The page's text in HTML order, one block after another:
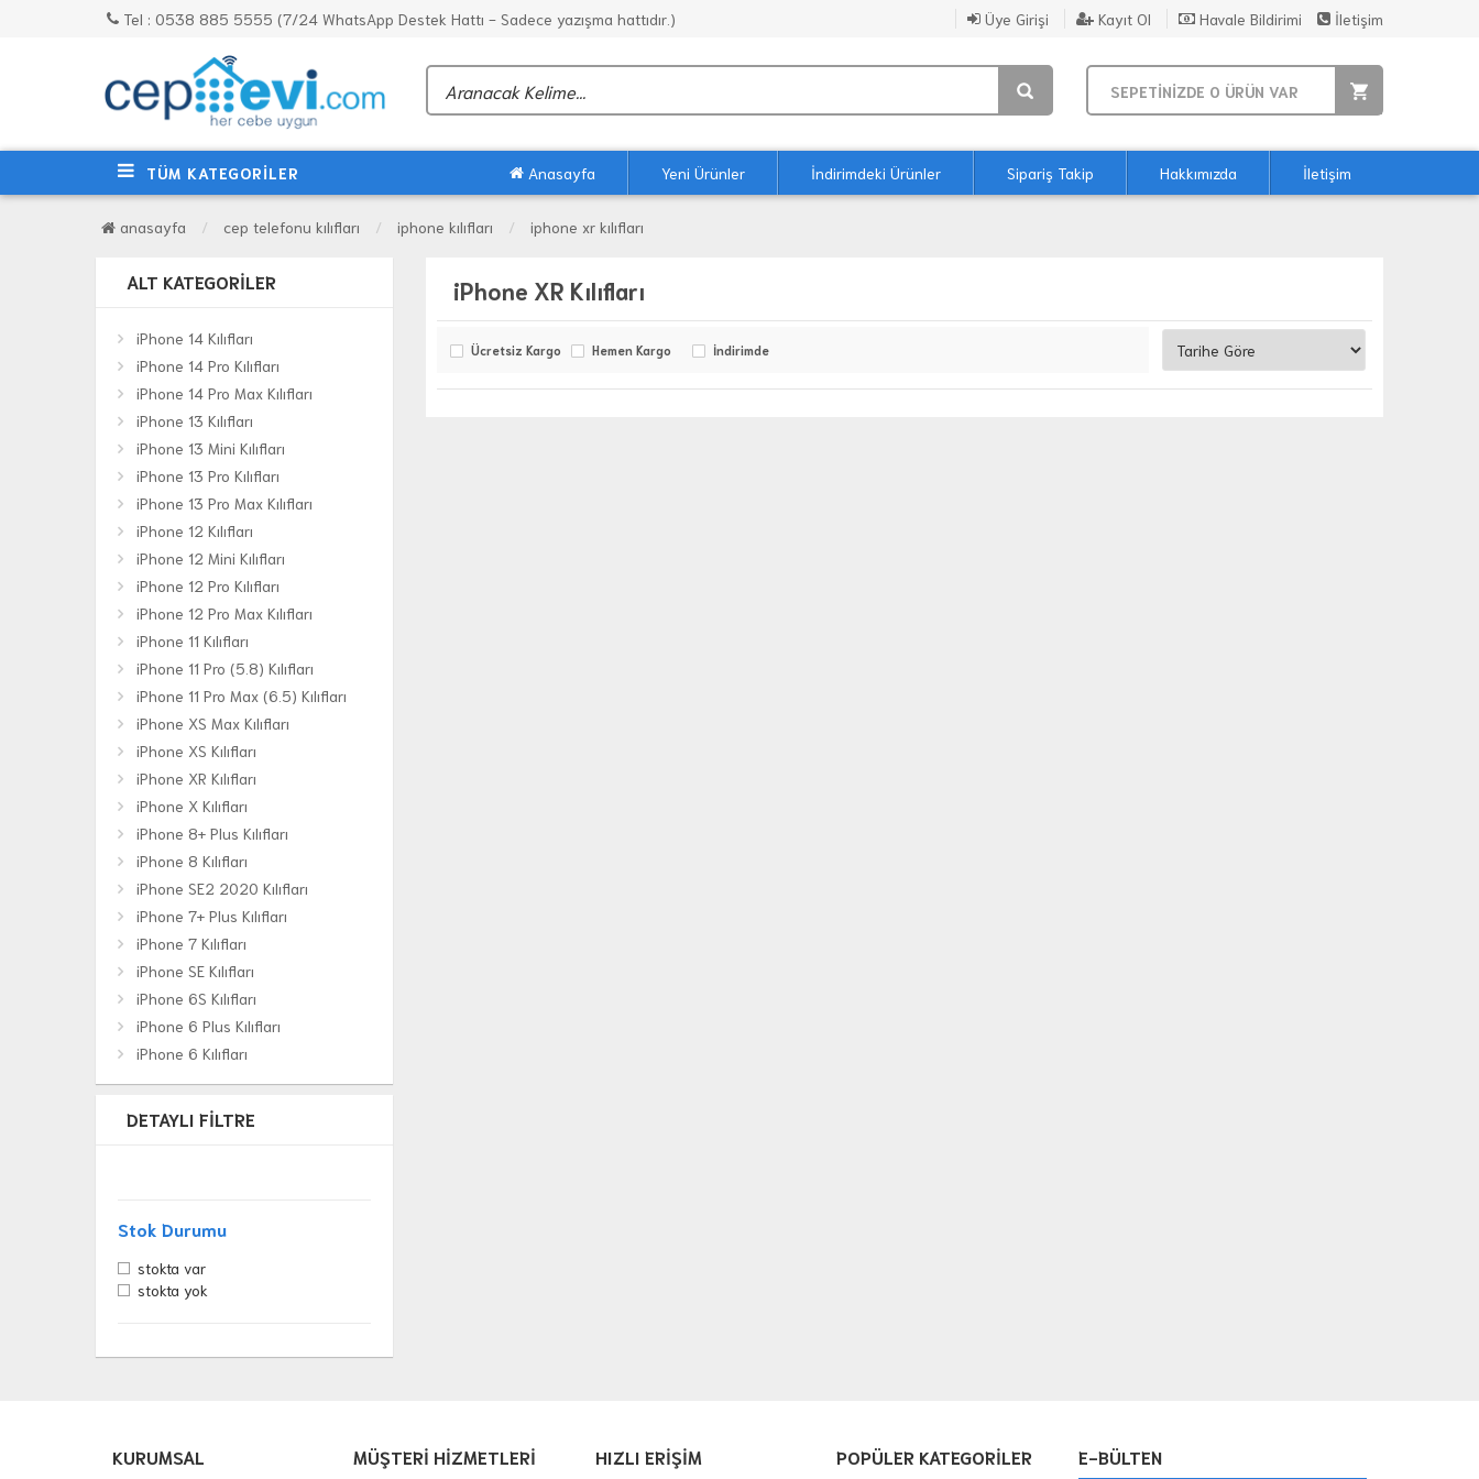
Tel : 0538 885 5555 (7/24 WhatsApp Destek Hattı - Sadece yazışma hattıdır.) Üye Girişi Kayıt Ol Havale Bildirimi İletişim
SEPETİNİZDE 0 ÜRÜN VAR
TÜM KATEGORİLER Anasayfa Yeni Ürünler İndirimdeki Ürünler Sipariş Takip Hakkımızda İletişim
anasayfa cep telefonu kılıfları iphone kılıfları iphone xr kılıfları
ALT KATEGORILER
iPhone 14 Kılıfları
iPhone 14 Pro Kılıfları
iPhone 14 Pro Max Kılıfları
iPhone 13 Kılıfları
iPhone 13 Mini Kılıfları
iPhone 13 Pro Kılıfları
iPhone 13 Pro Max Kılıfları
iPhone 12 Kılıfları
iPhone 12 Mini Kılıfları
iPhone 12 Pro Kılıfları
iPhone 12 Pro Max Kılıfları
iPhone 11 Kılıfları
iPhone 11 Pro (5.8) Kılıfları
iPhone 11 Pro Max (6.5) Kılıfları
iPhone XS Max Kılıfları
iPhone XS Kılıfları
iPhone XR Kılıfları
iPhone X Kılıfları
iPhone 8+ Plus Kılıfları
iPhone 8 Kılıfları
iPhone SE2 2020 Kılıfları
iPhone 7+ Plus Kılıfları
iPhone 7 Kılıfları
iPhone SE Kılıfları
iPhone 6S Kılıfları
iPhone 6 Plus Kılıfları
iPhone 6 Kılıfları
DETAYLI FILTRE
Stok Durumu
stokta var
stokta yok
iPhone XR Kılıfları
Ücretsiz Kargo Hemen Kargo İndirimde
KURUMSAL MÜŞTERİ HİZMETLERİ HIZLI ERİŞİM POPÜLER KATEGORİLER E-BÜLTEN